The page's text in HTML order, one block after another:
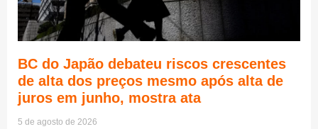
BC do Japão debateu riscos crescentes
de alta dos preços mesmo após alta de
juros em junho, mostra ata
5 de agosto de 2026